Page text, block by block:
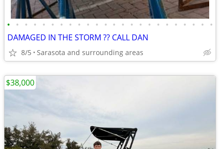
• • • • • • • • • • • • • • • • • • • • • • • •
DAMAGED IN THE STORM ?? CALL DAN
8/5 Sarasota and surrounding areas
$38,000